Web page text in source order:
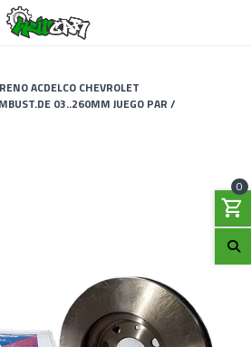
0
ACDELCO CHEVROLET
03..260MM JUEGO PAR /